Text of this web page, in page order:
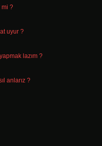
mi ?
uyur ?
lazım ?
anlarız ?